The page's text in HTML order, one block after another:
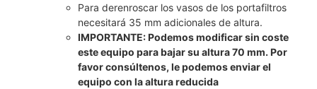
Para derenroscar los vasos de los portafiltros
necesitará 35 mm adicionales de altura.
IMPORTANTE: Podemos modificar sin coste
este equipo para bajar su altura 70 mm. Por
favor consúltenos, le podemos enviar el
equipo con la altura reducida